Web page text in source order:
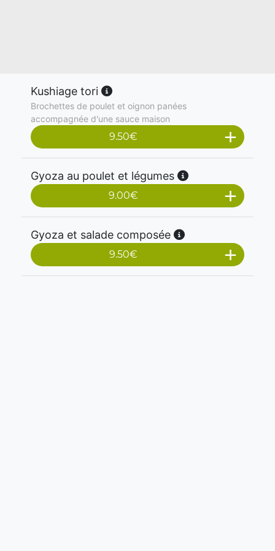
Kushiage tori
Brochettes de poulet et oignon panées
accompagnée d'une sauce maison
9.50€
Gyoza au poulet et légumes
9.00€
Gyoza et salade composée
9.50€